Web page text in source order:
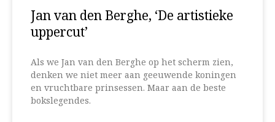
Jan van den Berghe, ‘De artistieke
uppercut’
Als we Jan van den Berghe op het scherm zien,
denken we niet meer aan geeuwende koningen
en vruchtbare prinsessen. Maar aan de beste
bokslegendes.